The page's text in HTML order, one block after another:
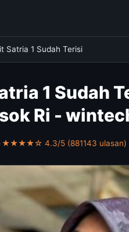
Satria 1 Sudah Terisi
1 Sudah
Ri -
★★★★☆ 4.3/5 (881143 ulasan)